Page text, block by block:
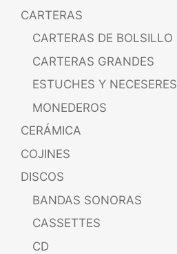
CARTERAS
CARTERAS DE BOLSILLO
CARTERAS GRANDES
ESTUCHES Y NECESERES
MONEDEROS
CERÁMICA
COJINES
DISCOS
BANDAS SONORAS
CASSETTES
CD